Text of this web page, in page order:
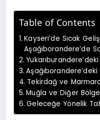
Table of Contents
Kayseri’de Sıcak
Aşağıborandere’de
Aşağıborandere’deki
Tekirdağ ve
Muğla ve Diğer
Geleceğe Yönelik